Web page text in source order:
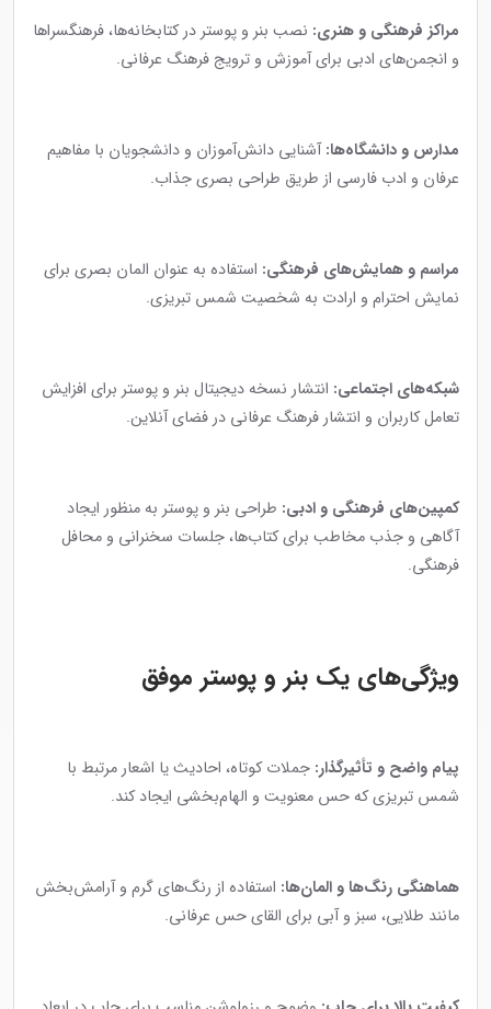
مراکز فرهنگی و هنری: نصب بنر و پوستر در کتابخانه‌ها، فرهنگسراها
و انجمن‌های ادبی برای آموزش و ترویج فرهنگ عرفانی.
مدارس و دانشگاه‌ها:آشنایی دانش‌آموزان و دانشجویان با مفاهیم
عرفان و ادب فارسی از طریق طراحی بصری جذاب.
مراسم و همایش‌های فرهنگی: استفاده به عنوان المان بصری برای
نمایش احترام و ارادت به شخصیت شمس تبریزی.
شبکه‌های اجتماعی: انتشار نسخه دیجیتال بنر و پوستر برای افزایش
تعامل کاربران و انتشار فرهنگ عرفانی در فضای آنلاین.
کمپین‌های فرهنگی و ادبی: طراحی بنر و پوستر به منظور ایجاد
آگاهی و جذب مخاطب برای کتاب‌ها، جلسات سخنرانی و محافل
فرهنگی.
ویژگی‌های یک بنر و پوستر موفق
پیام واضح و تأثیرگذار: جملات کوتاه، احادیث یا اشعار مرتبط با
شمس تبریزی که حس معنویت و الهام‌بخشی ایجاد کند.
هماهنگی رنگ‌ها و المان‌ها: استفاده از رنگ‌های گرم و آرامش‌بخش
مانند طلایی، سبز و آبی برای القای حس عرفانی.